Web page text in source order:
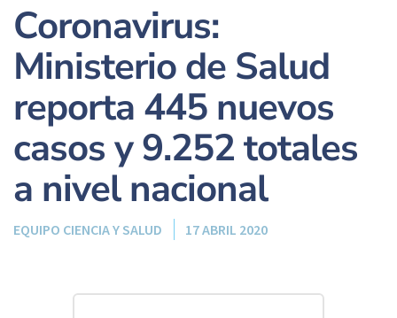
Coronavirus:
Ministerio de Salud
reporta 445 nuevos
casos y 9.252 totales
a nivel nacional
EQUIPO CIENCIA Y SALUD 17 ABRIL 2020